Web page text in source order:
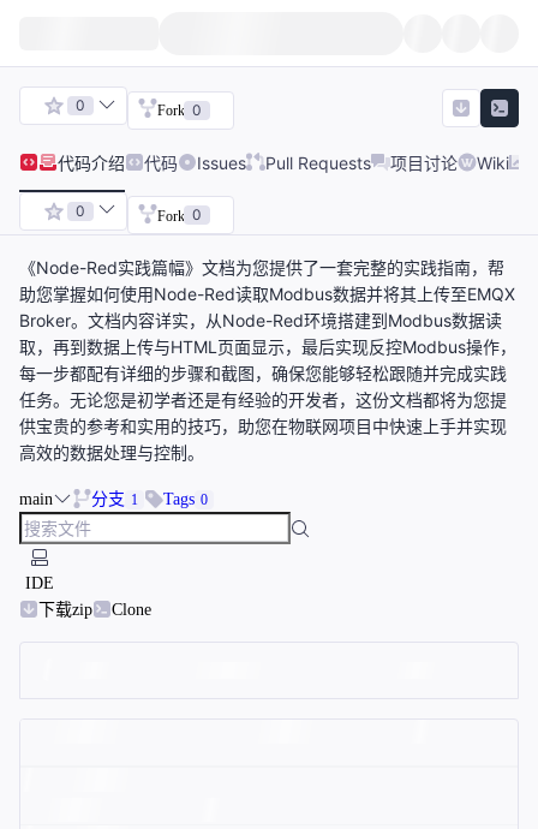
0 Fork 0
代码介绍 代码 Issues Pull Requests 项目讨论 Wiki
0 Fork 0
《Node-Red实践篇幅》文档为您提供了一套完整的实践指南，帮
助您掌握如何使用Node-Red读取Modbus数据并将其上传至EMQX
Broker。文档内容详实，从Node-Red环境搭建到Modbus数据读
取，再到数据上传与HTML页面显示，最后实现反控Modbus操作，
每一步都配有详细的步骤和截图，确保您能够轻松跟随并完成实践
任务。无论您是初学者还是有经验的开发者，这份文档都将为您提
供宝贵的参考和实用的技巧，助您在物联网项目中快速上手并实现
高效的数据处理与控制。
main 分支 1 Tags 0
IDE
下载zip
Clone